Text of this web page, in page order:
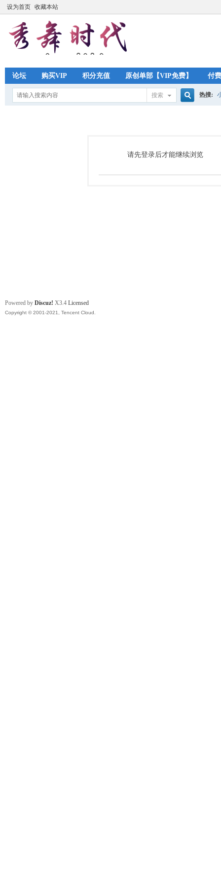
设为首页 收藏本站
论坛 购买VIP 积分充值 原创单部【VIP免费】 付
搜索
索
热搜:
请先登录后才能继续浏览
Powered by Discuz! X3.4 Licensed
Copyright © 2001-2021, Tencent Cloud.